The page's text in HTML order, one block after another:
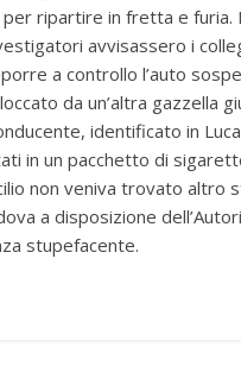
ripartire in fretta e
avvisassero i
a controllo l’auto
da un’altra gazzella
identificato in
in un pacchetto di
non veniva trovato altro
a disposizione
stupefacente.